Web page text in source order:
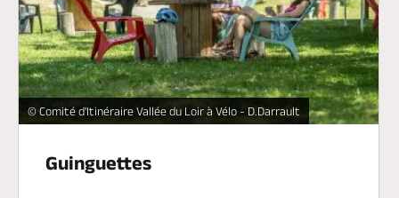
Guinguette du Père Chapuis à Seiches Sur Le Loir -
© Comité d'Itinéraire Vallée du Loir à Vélo - D.Darrault
Guinguettes